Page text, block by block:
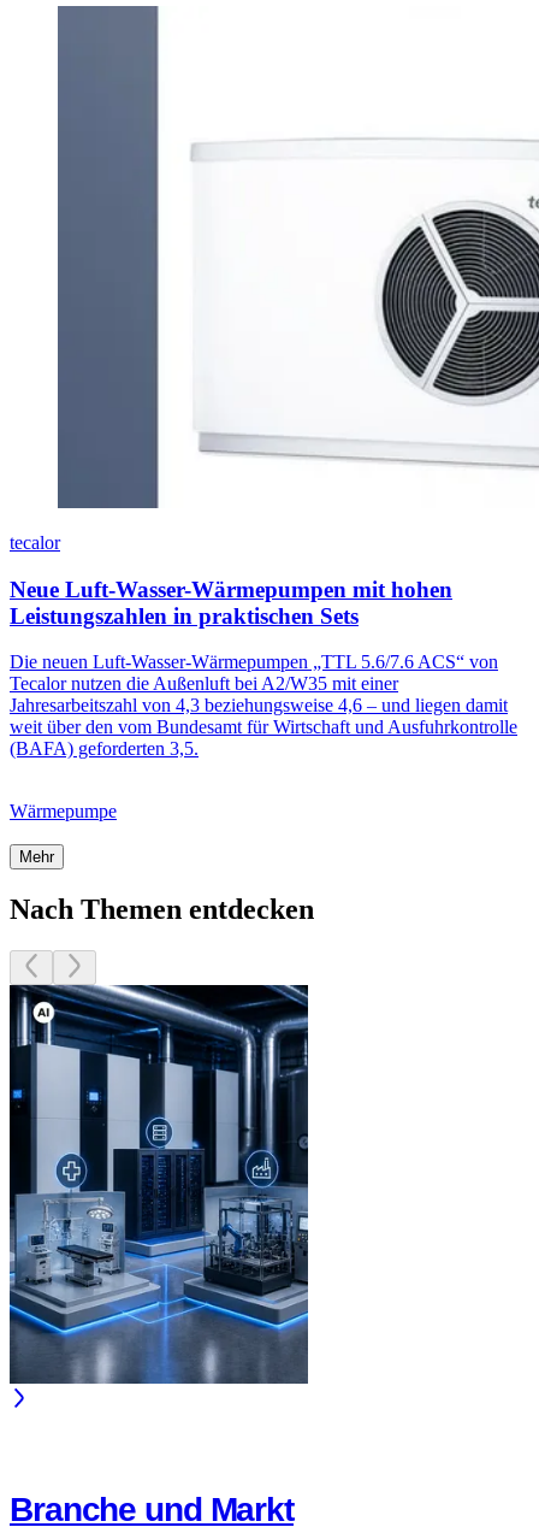
tecalor
Neue Luft-Wasser-Wärmepumpen mit hohen
Leistungszahlen in praktischen Sets
Die neuen Luft-Wasser-Wärmepumpen „TTL 5.6/7.6 ACS“ von
Tecalor nutzen die Außenluft bei A2/W35 mit einer
Jahresarbeitszahl von 4,3 beziehungsweise 4,6 – und liegen damit
weit über den vom Bundesamt für Wirtschaft und Ausfuhrkontrolle
(BAFA) geforderten 3,5.
Wärmepumpe
Mehr
Nach Themen entdecken
Branche und Markt